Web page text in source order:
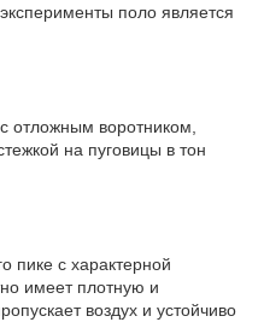
поло является
отложным воротником,
на пуговицы в тон
пике с характерной
имеет плотную и
воздух и устойчиво